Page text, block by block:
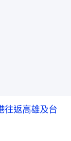
往返高雄及台